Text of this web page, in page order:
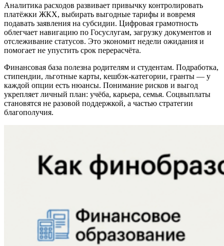
Аналитика расходов развивает привычку контролировать
платёжки ЖКХ, выбирать выгодные тарифы и вовремя
подавать заявления на субсидии. Цифровая грамотность
облегчает навигацию по Госуслугам, загрузку документов и
отслеживание статусов. Это экономит недели ожидания и
помогает не упустить срок перерасчёта.
Финансовая база полезна родителям и студентам. Подработка,
стипендии, льготные карты, кешбэк‑категории, гранты — у
каждой опции есть нюансы. Понимание рисков и выгод
укрепляет личный план: учёба, карьера, семья. Соцвыплаты
становятся не разовой поддержкой, а частью стратегии
благополучия.